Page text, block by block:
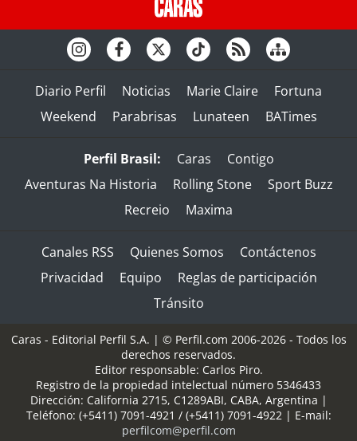
Diario Perfil Noticias Marie Claire
Fortuna
Weekend
Parabrisas Lunateen BATimes
Perfil Brasil: Caras
Contigo
Aventuras Na Historia
Rolling Stone
Sport Buzz
Recreio
Maxima
Canales RSS Quienes Somos
Contáctenos
Privacidad
Equipo
Reglas de participación
Tránsito
Caras - Editorial Perfil S.A. | © Perfil.com 2006-2026 - Todos los
derechos reservados.
Editor responsable: Carlos Piro.
Registro de la propiedad intelectual número 5346433
Dirección: California 2715, C1289ABI, CABA, Argentina |
Teléfono: (+5411) 7091-4921 / (+5411) 7091-4922 | E-mail:
perfilcom@perfil.com